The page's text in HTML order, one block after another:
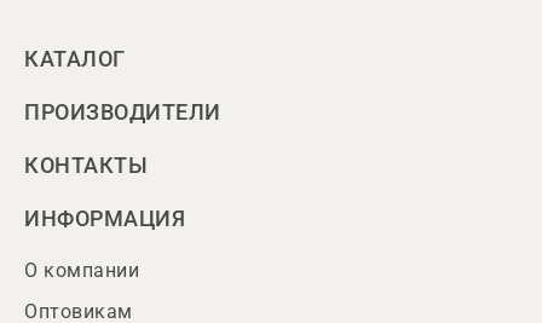
КАТАЛОГ
ПРОИЗВОДИТЕЛИ
КОНТАКТЫ
ИНФОРМАЦИЯ
О компании
Оптовикам